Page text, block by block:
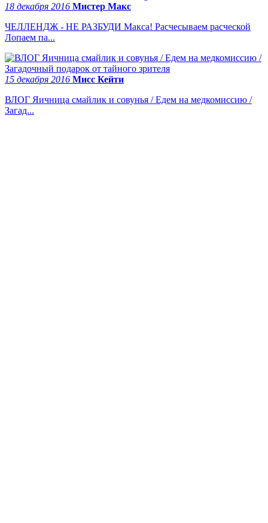
18 декабря 2016 Мистер Макс
ЧЕЛЛЕНДЖ - НЕ РАЗБУДИ Макса! Расчесываем расческой
Лопаем па...
15 декабря 2016 Мисс Кейти
ВЛОГ Яичница смайлик и совунья / Едем на медкомиссию /
Загад...